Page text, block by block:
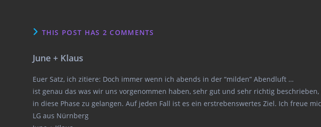
THIS POST HAS 2 COMMENTS
June + Klaus
Euer Satz, ich zitiere: Doch immer wenn ich abends in der “milden” Abendluft …
ist genau das was wir uns vorgenommen haben, sehr gut und sehr richtig
in diese Phase zu gelangen. Auf jeden Fall ist es ein erstrebenswertes Ziel. Ich freue
LG aus Nürnberg